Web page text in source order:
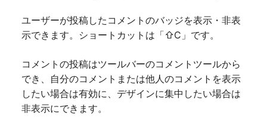
ユーザーが投稿したコメントのバッジを表示・非表
示できます。ショートカットは「⇧C」です。
コメントの投稿はツールバーのコメントツールから
でき、自分のコメントまたは他人のコメントを表示
したい場合は有効に、デザインに集中したい場合は
非表示にできます。